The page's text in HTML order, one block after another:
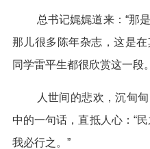
总书记娓娓道来：“那
那儿很多陈年杂志，这是
同学雷平生都很欣赏这一段
人世间的悲欢，沉甸
中的一句话，直抵人心：“
我必行之。”